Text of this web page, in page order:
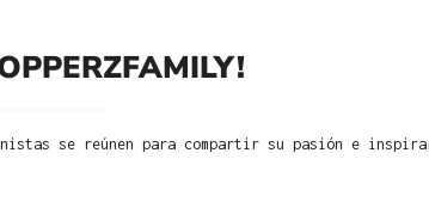
se reúnen para compartir su pasión e